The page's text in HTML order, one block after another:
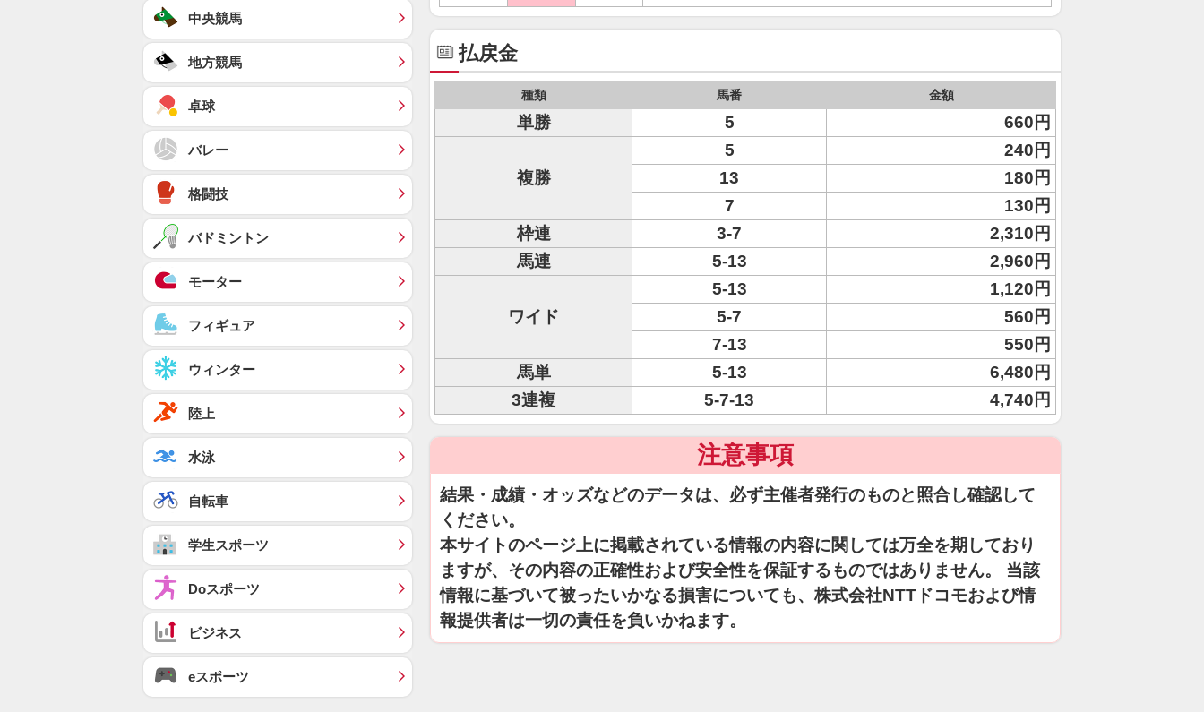
払戻金
種類 馬番 金額
単勝 5 660円
複勝
5
240円
13
180円
7
130円
枠連
3-7
2,310円
馬連
5-13 2,960円
ワイド
5-13
1,120円
5-7
560円
7-13
550円
馬単
5-13
6,480円
3連複
5-7-13 4,740円
注意事項
結果・成績・オッズなどのデータは、必ず主催者発行のものと照合し確認して
ください。
本サイトのページ上に掲載されている情報の内容に関しては万全を期しており
ますが、その内容の正確性および安全性を保証するものではありません。 当該
情報に基づいて被ったいかなる損害についても、株式会社NTTドコモおよび情
報提供者は一切の責任を負いかねます。
中央競馬
地方競馬
卓球
バレー
格闘技
バドミントン
モーター
フィギュア
ウィンター
陸上
水泳
自転車
学生スポーツ
Doスポーツ
ビジネス
eスポーツ